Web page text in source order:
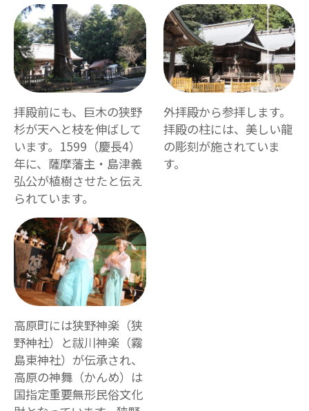
拝殿前にも、巨木の狭野
杉が天へと枝を伸ばして
います。1599（慶長4）
年に、薩摩藩主・島津義
弘公が植樹させたと伝え
られています。
外拝殿から参拝します。
拝殿の柱には、美しい龍
の彫刻が施されていま
す。
高原町には狭野神楽（狭
野神社）と祓川神楽（霧
島東神社）が伝承され、
高原の神舞（かんめ）は
国指定重要無形民俗文化